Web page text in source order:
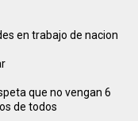
en trabajo de nacion
que no vengan 6
de todos